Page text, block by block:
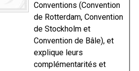
Conventions (Convention
de Rotterdam, Convention
de Stockholm et
Convention de Bâle), et
explique leurs
complémentarités et